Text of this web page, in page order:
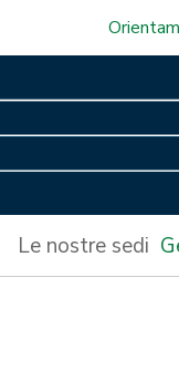
Le nostre sedi